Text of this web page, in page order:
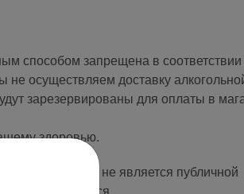
способом запрещена в соответствии
осуществляем доставку
зарезервированы для оплаты в
здоровью.
характер и не является публичной
отличаться.